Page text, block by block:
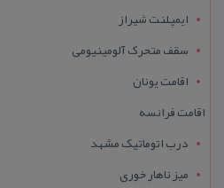
ایمپلنت شیراز
سقف متحرک آلومینیومی
اقامت یونان
اقامت فرانسه
درب اتوماتیک مشهد
میز ناهار خوری